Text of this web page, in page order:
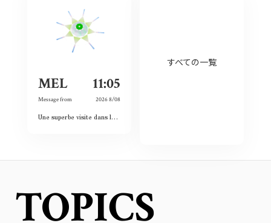
MEL 11:05
Message from 2026 8/08
Une superbe visite dans le passé, le présent et le futur. Les images et vidéos sont sublimes et nous rappellent l’histoire passée.
すべての一覧
TOPICS